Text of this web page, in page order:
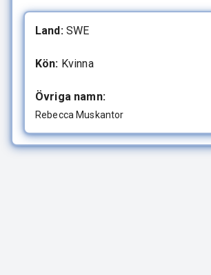
Land:SWE
Kön: Kvinna
Övriga namn:
Rebecca Muskantor